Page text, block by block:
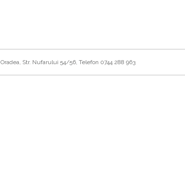
Oradea, Str. Nufarului 54/56, Telefon 0744 288 963